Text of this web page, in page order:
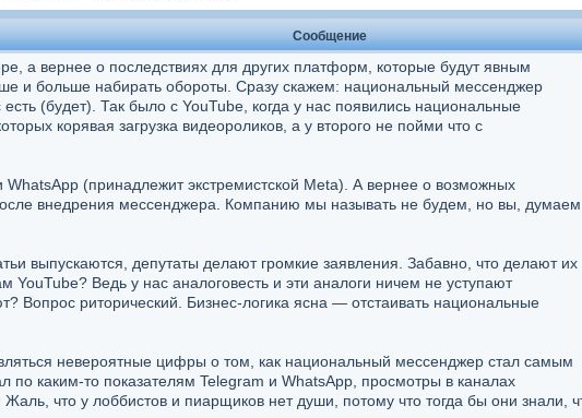
Сообщение
а вернее о последствиях для других платформ, которые будут явным
и больше набирать обороты. Сразу скажем: национальный мессенджер
(будет). Так было с YouTube, когда у нас появились национальные
корявая загрузка видеороликов, а у второго не пойми что с
(принадлежит экстремистской Meta). А вернее о возможных
внедрения мессенджера. Компанию мы называть не будем, но вы, думаем
выпускаются, депутаты делают громкие заявления. Забавно, что делают их
YouTube? Ведь у нас аналоговесть и эти аналоги ничем не уступают
Вопрос риторический. Бизнес-логика ясна — отстаивать национальные
невероятные цифры о том, как национальный мессенджер стал самым
по каким-то показателям Telegram и WhatsApp, просмотры в каналах
что у лоббистов и пиарщиков нет души, потому что тогда бы они знали,